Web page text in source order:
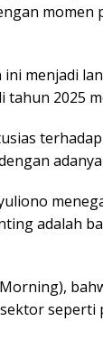
momen
menjadi
tahun 2025
terhadap
adalah